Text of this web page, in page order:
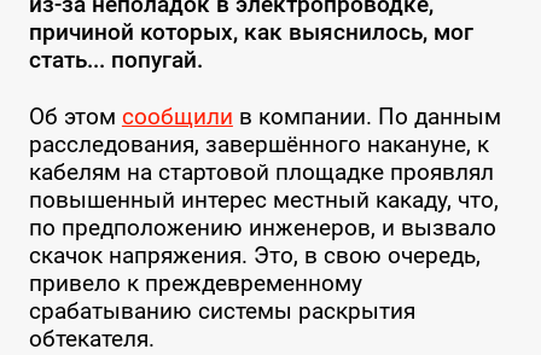
причиной которых, как выяснилось, мог
стать... попугай.
Об этом сообщили в компании. По данным
расследования, завершённого накануне, к
кабелям на стартовой площадке проявлял
повышенный интерес местный какаду, что,
по предположению инженеров, и вызвало
скачок напряжения. Это, в свою очередь,
привело к преждевременному
срабатыванию системы раскрытия
обтекателя.